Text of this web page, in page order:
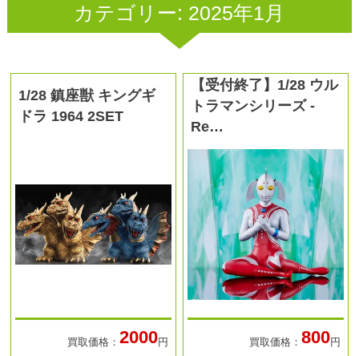
カテゴリー: 2025年1月
1/28 鎮座獣 キングギ
ドラ 1964 2SET
買取価格： 2000円
【受付終了】1/28 ウル
トラマンシリーズ -
Re…
買取価格： 800円